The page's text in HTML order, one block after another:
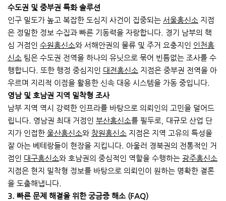
수도권 및 중부권 특화 솔루션
인구 밀도가 높고 복잡한 도심지 사건이 집중되는 서울흥신소 지점
은 정밀한 정보 수집과 빠른 기동력을 자랑합니다. 경기 남부의 핵
심 거점인 수원흥신소와 서해안권의 물류 및 주거 요충지인 인천흥
신소 팀은 수도권 전역을 하나의 유닛으로 묶어 빈틈없는 조사를 수
행합니다. 또한 행정 중심지인 대전흥신소 지점은 중부권 전역을 아
우르며 지리적 이점을 활용한 신속 대응 시스템을 가동 중입니다.
영남 및 호남권 지역 밀착형 조사
남부 지역 역시 강력한 인프라를 바탕으로 의뢰인의 고민을 덜어드
립니다. 영남권 최대 거점인 부산흥신소를 필두로, 대규모 산업 단
지가 인접한 울산흥신소와 창원흥신소 지점은 지역 고유의 특성을
잘 아는 베테랑들이 현장을 지킵니다. 아울러 경북권의 전통적인 거
점인 대구흥신소와 호남권의 중심적인 역할을 수행하는 광주흥신소
지점은 현지 밀착형 정보를 바탕으로 의뢰인이 원하는 명확한 결론
을 도출해냅니다.
3. 빠른 문제 해결을 위한 궁금증 해소 (FAQ)